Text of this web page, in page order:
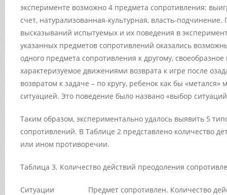
эксперименте возможно 4 предмета сопротивления:
счет, натурализованная-культурная, власть-подчинение.
высказываний испытуемых и их поведения в
указанных предметов сопротивлений оказались
одного предмета сопротивления к другому,
характеризуемое движениями возврата к игре после
возвратом к задаче – по кругу, ребенок как бы
ситуацией. Это поведение было названо «выбор
Таким образом, экспериментально удалось выявить 5
сопротивлений. В Таблице 2 представлено количество
или ином противоречии.
Таблица 3. Количество действий преодоления
Ситуации Предмет сопротивлен. Количество